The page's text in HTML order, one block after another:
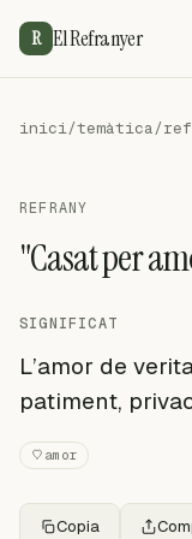
R El Refranyer
inici/temàtica/
REFRANY
"Casat per
SIGNIFICAT
L’amor de
patiment,
amor
Copia